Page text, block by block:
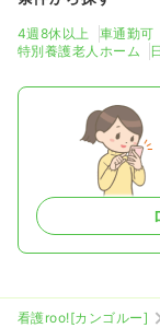
4週8休以上 車通勤可
特別養護老人ホーム
看護roo![カンゴルー]